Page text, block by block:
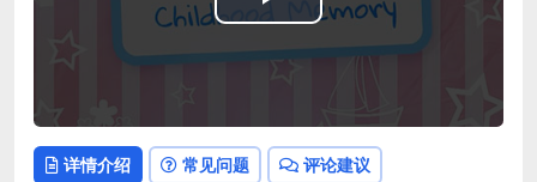
Play
详情介绍 常见问题 评论建议